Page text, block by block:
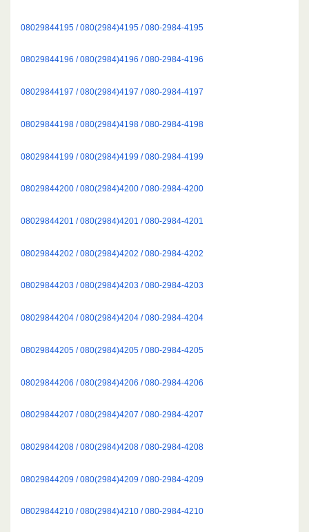
08029844195 / 080(2984)4195 / 080-2984-4195
08029844196 / 080(2984)4196 / 080-2984-4196
08029844197 / 080(2984)4197 / 080-2984-4197
08029844198 / 080(2984)4198 / 080-2984-4198
08029844199 / 080(2984)4199 / 080-2984-4199
08029844200 / 080(2984)4200 / 080-2984-4200
08029844201 / 080(2984)4201 / 080-2984-4201
08029844202 / 080(2984)4202 / 080-2984-4202
08029844203 / 080(2984)4203 / 080-2984-4203
08029844204 / 080(2984)4204 / 080-2984-4204
08029844205 / 080(2984)4205 / 080-2984-4205
08029844206 / 080(2984)4206 / 080-2984-4206
08029844207 / 080(2984)4207 / 080-2984-4207
08029844208 / 080(2984)4208 / 080-2984-4208
08029844209 / 080(2984)4209 / 080-2984-4209
08029844210 / 080(2984)4210 / 080-2984-4210